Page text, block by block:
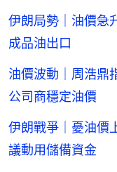
伊朗局勢｜油價
成品油出口
油價波動｜周浩
公司商穩定油價
伊朗戰爭｜憂油
議動用儲備資金